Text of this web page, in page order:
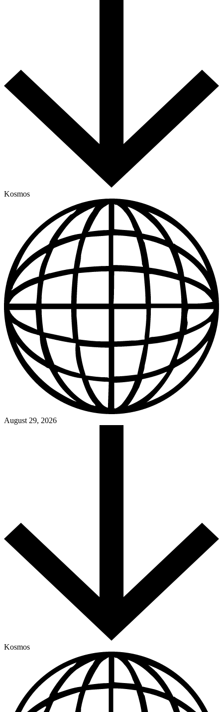
Kosmos
August 29, 2026
Kosmos